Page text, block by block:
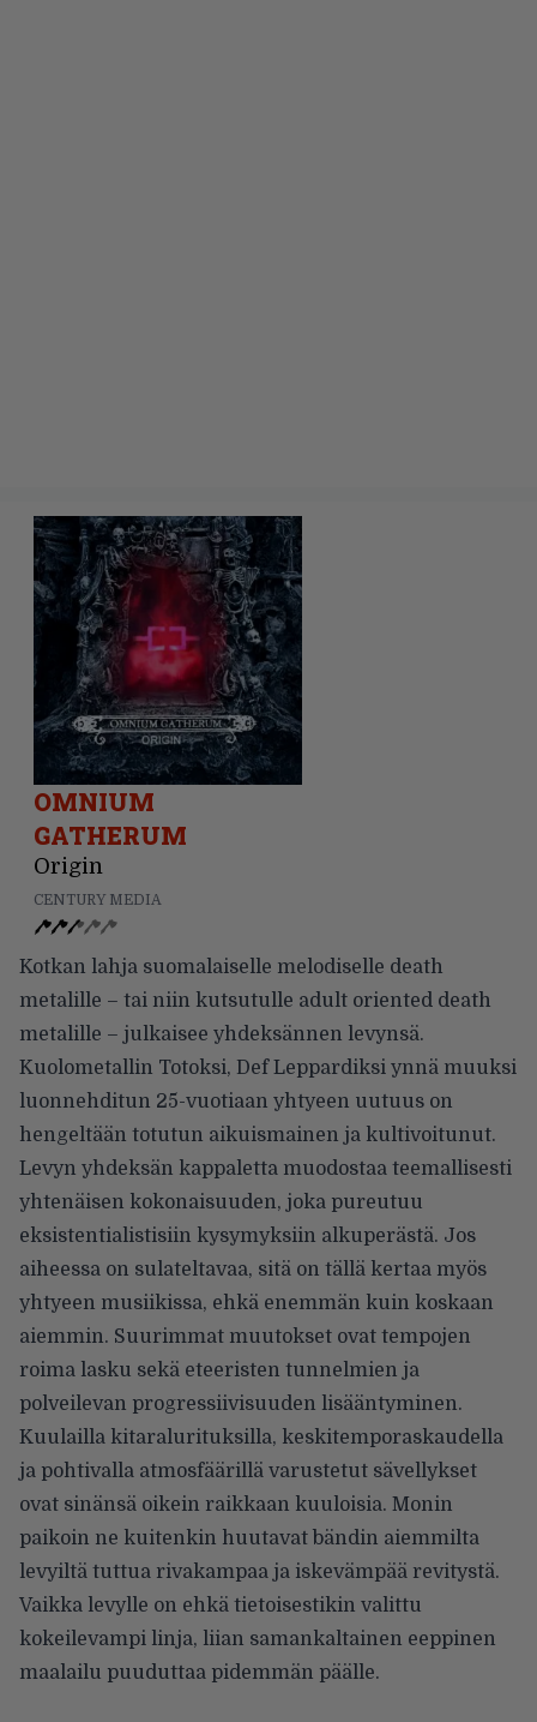
OMNIUM
GATHERUM
Origin
CENTURY MEDIA
Kotkan lahja suomalaiselle melodiselle death
metalille – tai niin kutsutulle adult oriented death
metalille – julkaisee yhdeksännen levynsä.
Kuolometallin Totoksi, Def Leppardiksi ynnä muuksi
luonnehditun 25-vuotiaan yhtyeen uutuus on
hengeltään totutun aikuismainen ja kultivoitunut.
Levyn yhdeksän kappaletta muodostaa teemallisesti
yhtenäisen kokonaisuuden, joka pureutuu
eksistentialistisiin kysymyksiin alkuperästä. Jos
aiheessa on sulateltavaa, sitä on tällä kertaa myös
yhtyeen musiikissa, ehkä enemmän kuin koskaan
aiemmin. Suurimmat muutokset ovat tempojen
roima lasku sekä eteeristen tunnelmien ja
polveilevan progressiivisuuden lisääntyminen.
Kuulailla kitaralurituksilla, keskitemporaskaudella
ja pohtivalla atmosfäärillä varustetut sävellykset
ovat sinänsä oikein raikkaan kuuloisia. Monin
paikoin ne kuitenkin huutavat bändin aiemmilta
levyiltä tuttua rivakampaa ja iskevämpää revitystä.
Vaikka levylle on ehkä tietoisestikin valittu
kokeilevampi linja, liian samankaltainen eeppinen
maalailu puuduttaa pidemmän päälle.